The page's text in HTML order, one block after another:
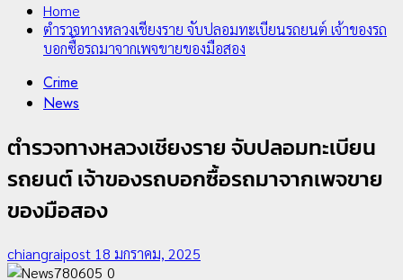
Home
ตำรวจทางหลวงเชียงราย จับปลอมทะเบียนรถยนต์ เจ้าของรถ
บอกซื้อรถมาจากเพจขายของมือสอง
Crime
News
ตำรวจทางหลวงเชียงราย จับปลอมทะเบียน
รถยนต์ เจ้าของรถบอกซื้อรถมาจากเพจขาย
ของมือสอง
chiangraipost 18 มกราคม, 2025